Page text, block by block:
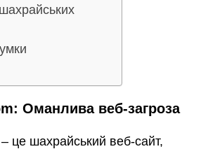
Оманлива веб-загроза
це шахрайський веб-сайт,